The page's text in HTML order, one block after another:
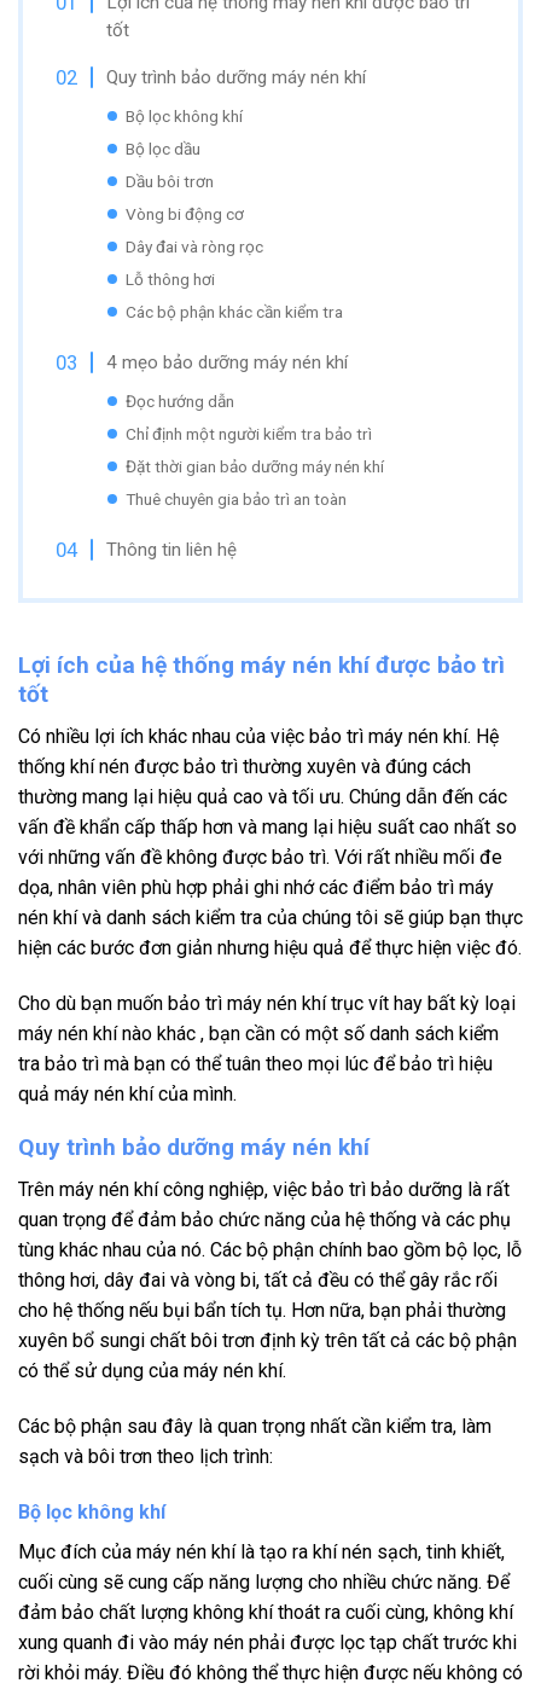
tốt
Quy trình bảo dưỡng máy nén khí
Bộ lọc không khí
Bộ lọc dầu
Dầu bôi trơn
Vòng bi động cơ
Dây đai và ròng rọc
Lỗ thông hơi
Các bộ phận khác cần kiểm tra
4 mẹo bảo dưỡng máy nén khí
Đọc hướng dẫn
Chỉ định một người kiểm tra bảo trì
Đặt thời gian bảo dưỡng máy nén khí
Thuê chuyên gia bảo trì an toàn
Thông tin liên hệ
Lợi ích của hệ thống máy nén khí được bảo trì
tốt
Có nhiều lợi ích khác nhau của việc bảo trì máy nén khí. Hệ
thống khí nén được bảo trì thường xuyên và đúng cách
thường mang lại hiệu quả cao và tối ưu. Chúng dẫn đến các
vấn đề khẩn cấp thấp hơn và mang lại hiệu suất cao nhất so
với những vấn đề không được bảo trì. Với rất nhiều mối đe
dọa, nhân viên phù hợp phải ghi nhớ các điểm bảo trì máy
nén khí và danh sách kiểm tra của chúng tôi sẽ giúp bạn thực
hiện các bước đơn giản nhưng hiệu quả để thực hiện việc đó.
Cho dù bạn muốn bảo trì máy nén khí trục vít hay bất kỳ loại
máy nén khí nào khác , bạn cần có một số danh sách kiểm
tra bảo trì mà bạn có thể tuân theo mọi lúc để bảo trì hiệu
quả máy nén khí của mình.
Quy trình bảo dưỡng máy nén khí
Trên máy nén khí công nghiệp, việc bảo trì bảo dưỡng là rất
quan trọng để đảm bảo chức năng của hệ thống và các phụ
tùng khác nhau của nó. Các bộ phận chính bao gồm bộ lọc, lỗ
thông hơi, dây đai và vòng bi, tất cả đều có thể gây rắc rối
cho hệ thống nếu bụi bẩn tích tụ. Hơn nữa, bạn phải thường
xuyên bổ sungi chất bôi trơn định kỳ trên tất cả các bộ phận
có thể sử dụng của máy nén khí.
Các bộ phận sau đây là quan trọng nhất cần kiểm tra, làm
sạch và bôi trơn theo lịch trình:
Bộ lọc không khí
Mục đích của máy nén khí là tạo ra khí nén sạch, tinh khiết,
cuối cùng sẽ cung cấp năng lượng cho nhiều chức năng. Để
đảm bảo chất lượng không khí thoát ra cuối cùng, không khí
xung quanh đi vào máy nén phải được lọc tạp chất trước khi
rời khỏi máy. Điều đó không thể thực hiện được nếu không có